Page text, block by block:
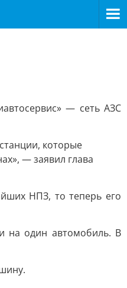
— сеть АЗС
которые
— заявил глава
НПЗ, то теперь его
на один автомобиль. В